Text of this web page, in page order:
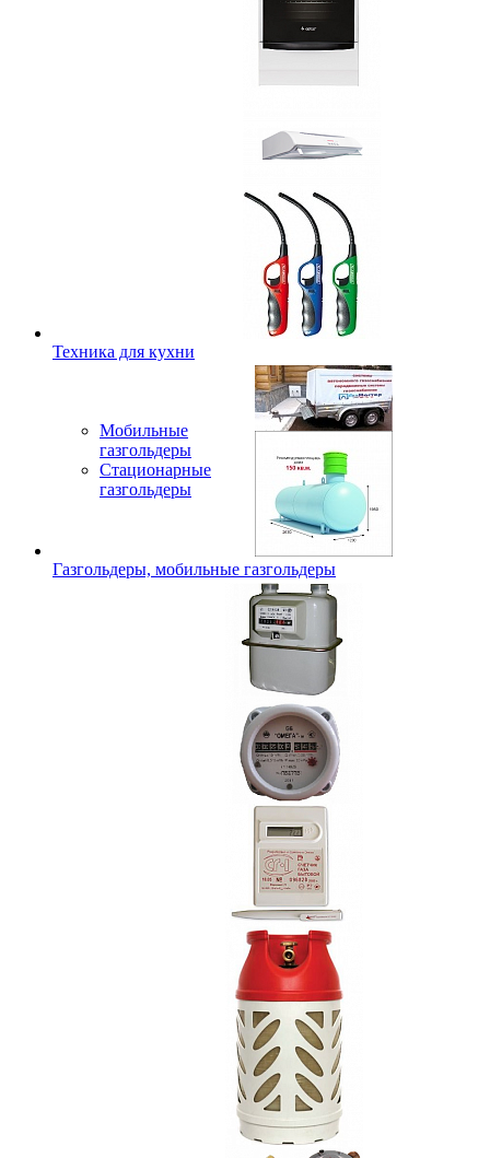
Техника для кухни
Мобильные
газгольдеры
Стационарные
газгольдеры
Газгольдеры, мобильные газгольдеры